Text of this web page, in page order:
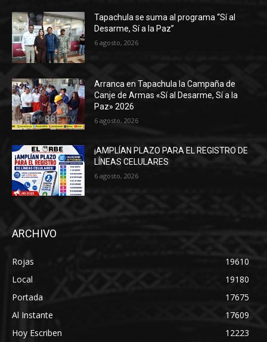
Tapachula se suma al programa “Sí al
Desarme, Sí a la Paz”
6 agosto, 2026
Arranca en Tapachula la Campaña de
Canje de Armas «Sí al Desarme, Sí a la
Paz» 2026
6 agosto, 2026
¡AMPLÍAN PLAZO PARA EL REGISTRO DE
LÍNEAS CELULARES
6 agosto, 2026
ARCHIVO
Rojas
19610
Local
19180
Portada
17675
Al Instante
17609
Hoy Escriben
12223